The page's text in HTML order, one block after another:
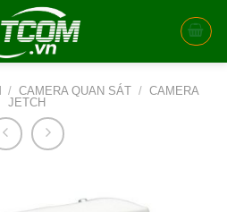
/ CAMERA QUAN SÁT / CAMERA
JETCH